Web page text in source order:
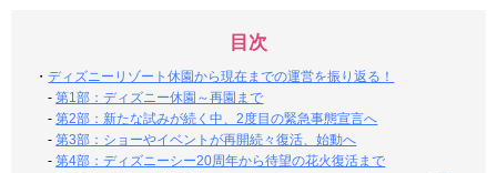
目次
・ディズニーリゾート休園から現在までの運営を振り返る！
-第1部：ディズニー休園～再園まで
-第2部：新たな試みが続く中、2度目の緊急事態宣言へ
-第3部：ショーやイベントが再開続々復活、始動へ
-第4部：ディズニーシー20周年から待望の花火復活まで